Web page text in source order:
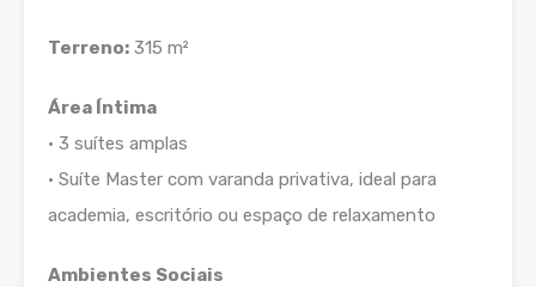
Terreno: 315 m²
Área Íntima
• 3 suítes amplas
• Suíte Master com varanda privativa, ideal para
academia, escritório ou espaço de relaxamento
Ambientes Sociais